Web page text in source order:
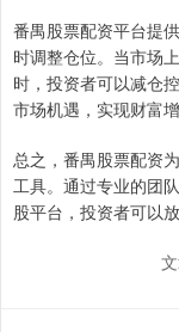
番禺股票配资平台提
时调整仓位。当市场
时，投资者可以减仓
市场机遇，实现财富增
总之，番禺股票配资
工具。通过专业的团
股平台，投资者可以